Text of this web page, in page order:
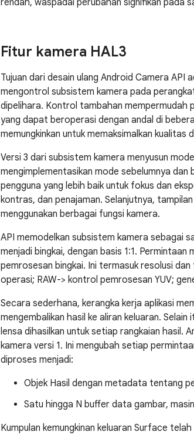
rendah, waspadai perubahan signifikan pada
Fitur kamera HAL3
Tujuan dari desain ulang Android Camera API
mengontrol subsistem kamera pada
dipelihara. Kontrol tambahan mempermudah
yang dapat beroperasi dengan andal di
memungkinkan untuk memaksimalkan kualitas
Versi 3 dari subsistem kamera menyusun
mengimplementasikan mode sebelumnya
pengguna yang lebih baik untuk fokus dan
kontras, dan penajaman. Selanjutnya,
menggunakan berbagai fungsi kamera.
API memodelkan subsistem kamera sebagai
menjadi bingkai, dengan basis 1:1.
pemrosesan bingkai. Ini termasuk resolusi
operasi; RAW-> kontrol pemrosesan YUV;
Secara sederhana, kerangka kerja aplikasi
mengembalikan hasil ke aliran keluaran.
lensa dihasilkan untuk setiap rangkaian hasil.
kamera versi 1. Ini mengubah setiap
diproses menjadi:
Objek Hasil dengan metadata tentang
Satu hingga N buffer data gambar,
Kumpulan kemungkinan keluaran Surface